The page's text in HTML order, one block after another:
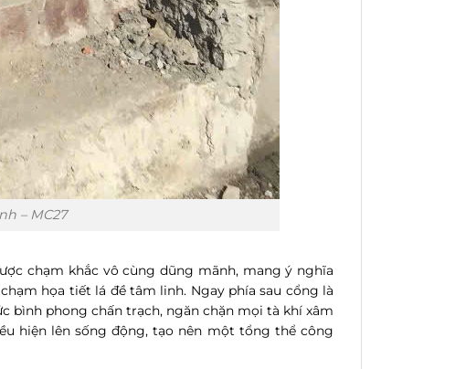
– MC27
chạm khắc vô cùng dũng mãnh, mang ý nghĩa
họa tiết lá đề tâm linh. Ngay phía sau cổng là
bình phong chấn trạch, ngăn chặn mọi tà khí xâm
hiện lên sống động, tạo nên một tổng thể công